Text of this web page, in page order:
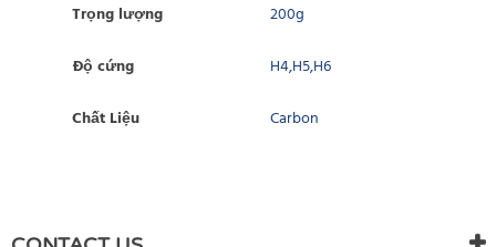
Trọng lượng 200g
Độ cứng H4,H5,H6
Chất Liệu Carbon
There are currently no product reviews. Be the first who write